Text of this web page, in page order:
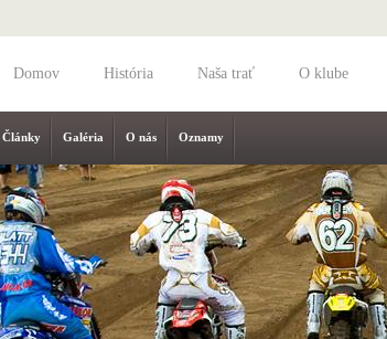
Domov História Naša trať O klube
Články Galéria O nás Oznamy